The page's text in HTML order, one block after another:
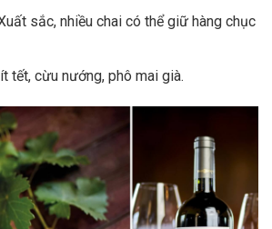
sắc, nhiều chai có thể giữ hàng chục
tết, cừu nướng, phô mai già.